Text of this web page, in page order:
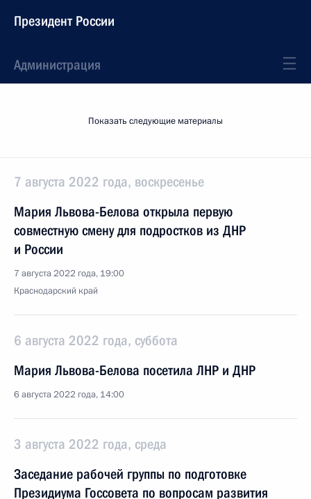
Президент России
Администрация
Показать следующие материалы
7 августа 2022 года, воскресенье
Мария Львова-Белова открыла первую
совместную смену для подростков из ДНР
и России
7 августа 2022 года, 19:00
Краснодарский край
6 августа 2022 года, суббота
Мария Львова-Белова посетила ЛНР и ДНР
6 августа 2022 года, 14:00
3 августа 2022 года, среда
Заседание рабочей группы по подготовке
Президиума Госсовета по вопросам развития